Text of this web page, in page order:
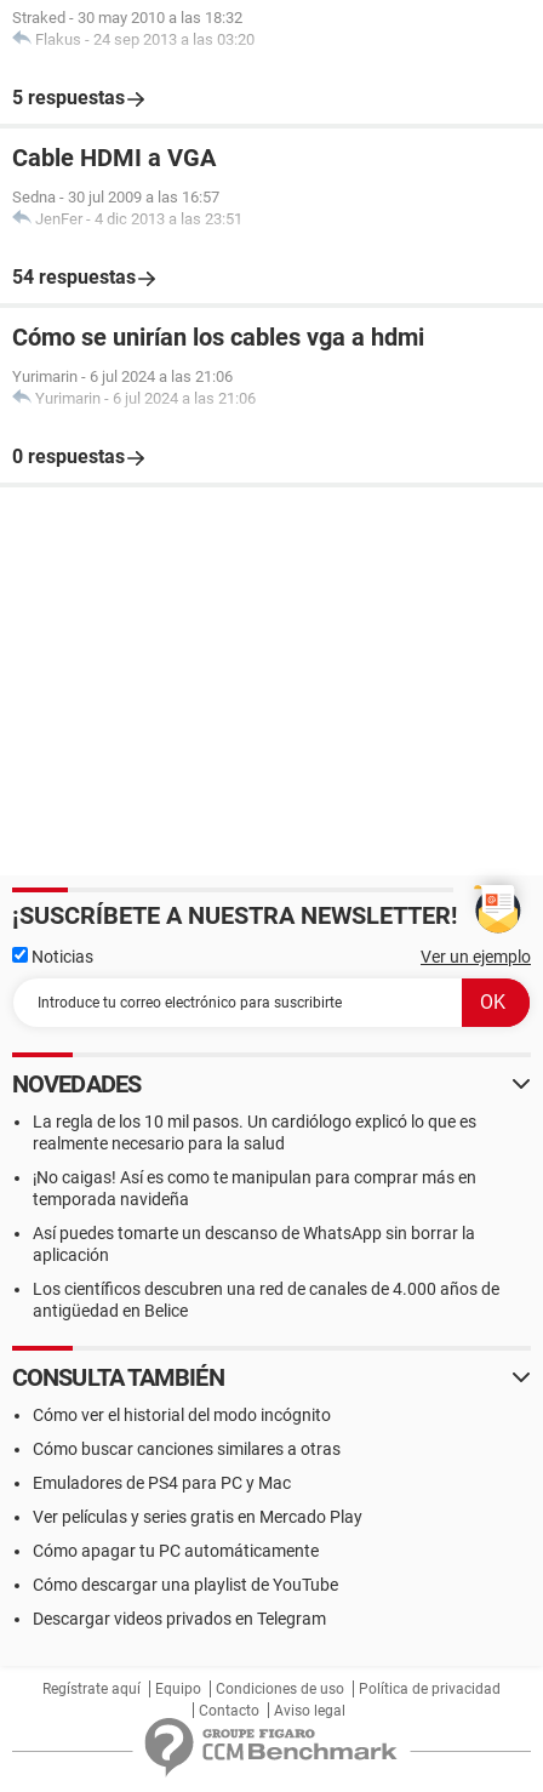
Straked - 30 may 2010 a las 18:32
Flakus - 24 sep 2013 a las 03:20
5 respuestas
Cable HDMI a VGA
Sedna - 30 jul 2009 a las 16:57
JenFer - 4 dic 2013 a las 23:51
54 respuestas
Cómo se unirían los cables vga a hdmi
Yurimarin - 6 jul 2024 a las 21:06
Yurimarin - 6 jul 2024 a las 21:06
0 respuestas
¡SUSCRÍBETE A NUESTRA NEWSLETTER!
Noticias Ver un ejemplo
NOVEDADES
La regla de los 10 mil pasos. Un cardiólogo explicó lo que es
realmente necesario para la salud
¡No caigas! Así es como te manipulan para comprar más en
temporada navideña
Así puedes tomarte un descanso de WhatsApp sin borrar la
aplicación
Los científicos descubren una red de canales de 4.000 años de
antigüedad en Belice
CONSULTA TAMBIÉN
Cómo ver el historial del modo incógnito
Cómo buscar canciones similares a otras
Emuladores de PS4 para PC y Mac
Ver películas y series gratis en Mercado Play
Cómo apagar tu PC automáticamente
Cómo descargar una playlist de YouTube
Descargar videos privados en Telegram
Regístrate aquí Equipo Condiciones de uso
Política de privacidad
Contacto
Aviso legal